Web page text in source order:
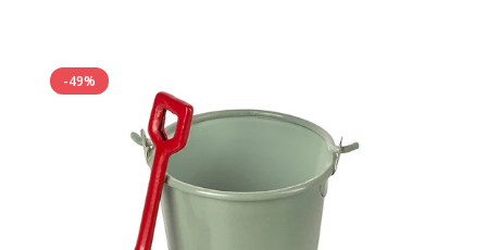
-49%